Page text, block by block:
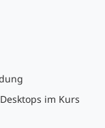
im Kurs